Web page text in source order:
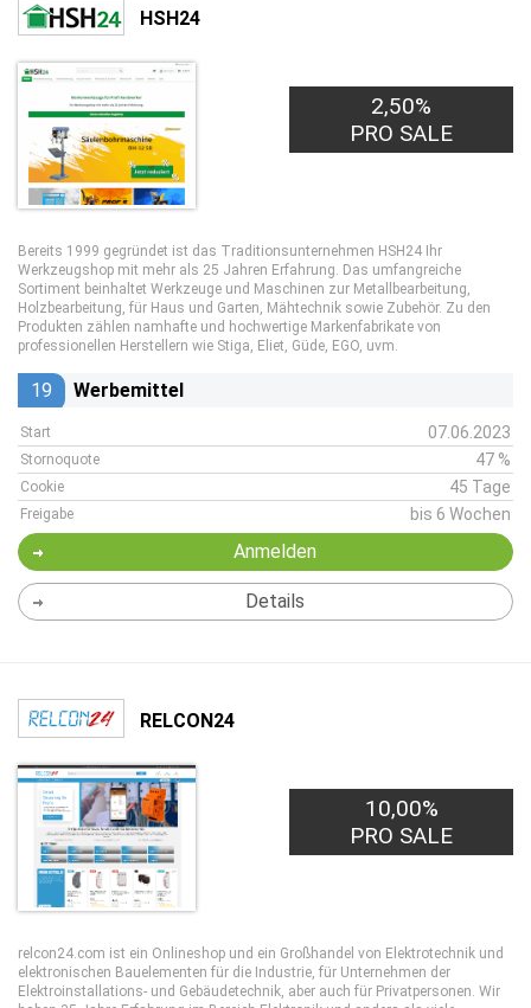
HSH24
2,50%
PRO SALE
Bereits 1999 gegründet ist das Traditionsunternehmen HSH24 Ihr
Werkzeugshop mit mehr als 25 Jahren Erfahrung. Das umfangreiche
Sortiment beinhaltet Werkzeuge und Maschinen zur Metallbearbeitung,
Holzbearbeitung, für Haus und Garten, Mähtechnik sowie Zubehör. Zu den
Produkten zählen namhafte und hochwertige Markenfabrikate von
professionellen Herstellern wie Stiga, Eliet, Güde, EGO, uvm.
19 Werbemittel
Start 07.06.2023
Stornoquote 47 %
Cookie 45 Tage
Freigabe bis 6 Wochen
Anmelden
Details
RELCON24
10,00%
PRO SALE
relcon24.com ist ein Onlineshop und ein Großhandel von Elektrotechnik und
elektronischen Bauelementen für die Industrie, für Unternehmen der
Elektroinstallations- und Gebäudetechnik, aber auch für Privatpersonen. Wir